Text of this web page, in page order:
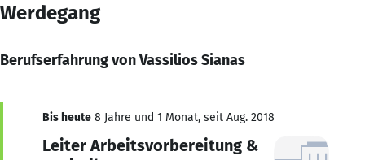
Werdegang
Berufserfahrung von Vassilios Sianas
Bis heute 8 Jahre und 1 Monat, seit Aug. 2018
Leiter Arbeitsvorbereitung &